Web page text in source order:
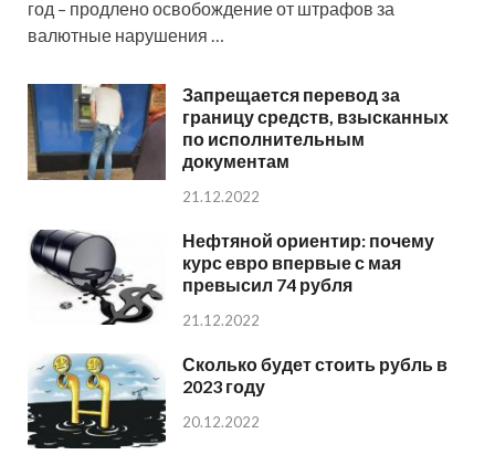
год – продлено освобождение от штрафов за
валютные нарушения …
Запрещается перевод за
границу средств, взысканных
по исполнительным
документам
21.12.2022
Нефтяной ориентир: почему
курс евро впервые с мая
превысил 74 рубля
21.12.2022
Сколько будет стоить рубль в
2023 году
20.12.2022